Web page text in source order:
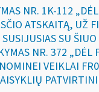
NR. 1K-112
ATSKAITĄ, UŽ
SU
NR. 372
VEIKLAI